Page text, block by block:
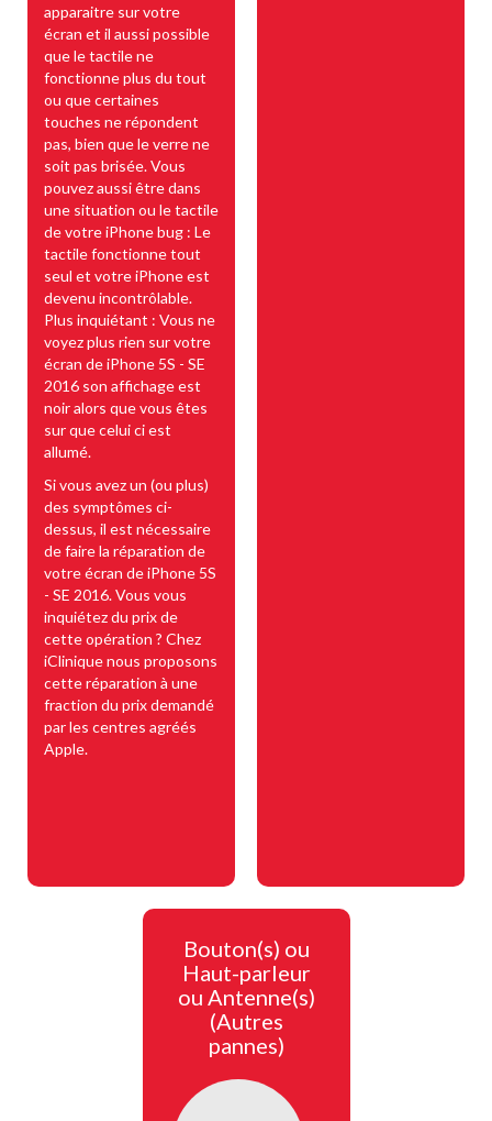
apparaitre sur votre
écran et il aussi possible
que le tactile ne
fonctionne plus du tout
ou que certaines
touches ne répondent
pas, bien que le verre ne
soit pas brisée. Vous
pouvez aussi être dans
une situation ou le tactile
de votre iPhone bug : Le
tactile fonctionne tout
seul et votre iPhone est
devenu incontrôlable.
Plus inquiétant : Vous ne
voyez plus rien sur votre
écran de iPhone 5S - SE
2016 son affichage est
noir alors que vous êtes
sur que celui ci est
allumé.
Si vous avez un (ou plus)
des symptômes ci-
dessus, il est nécessaire
de faire la réparation de
votre écran de iPhone 5S
- SE 2016. Vous vous
inquiétez du prix de
cette opération ? Chez
iClinique nous proposons
cette réparation à une
fraction du prix demandé
par les centres agréés
Apple.
Bouton(s) ou
Haut-parleur
ou Antenne(s)
(Autres
pannes)